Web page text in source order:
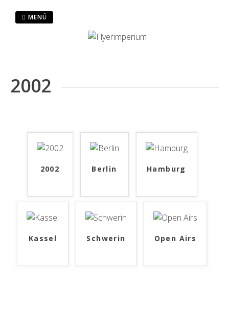
MENÜ
2002
2002 Berlin Hamburg
Kassel Schwerin Open Airs